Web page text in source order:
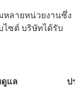
หลายหน่วยงานซึ่ง
ไซต์ บริษัทได้รับ
แล ประ